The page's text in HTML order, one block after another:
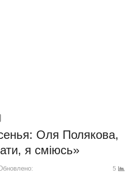
Оля Полякова,
я сміюсь»
5